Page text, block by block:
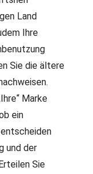
Land
Ihre
Sie die ältere
Marke
ein
und der
Sie